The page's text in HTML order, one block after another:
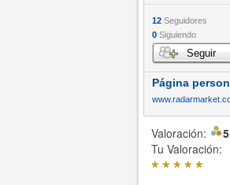
12 Seguidores
0 Siguiendo
Seguir
Página
Valoración:
Tu Valoración:
*****